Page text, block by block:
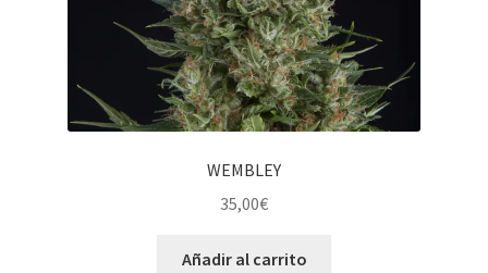
WEMBLEY
35,00€
Añadir al carrito